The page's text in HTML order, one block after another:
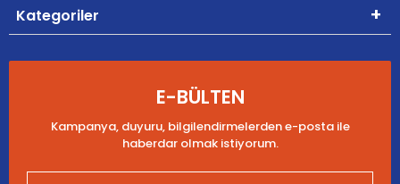
Kategoriler
E-BÜLTEN
Kampanya, duyuru, bilgilendirmelerden e-posta ile
haberdar olmak istiyorum.